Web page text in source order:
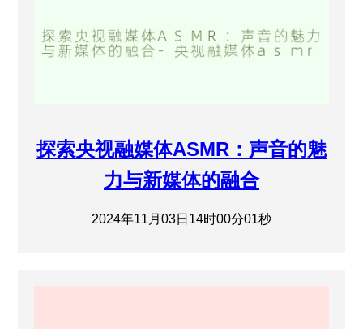
探索央视融媒体ASMR：声音的魅
力与新媒体的融合
2024年11月03日14时00分01秒